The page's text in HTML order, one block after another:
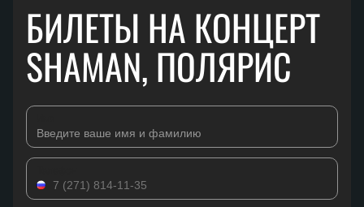
БИЛЕТЫ НА КОНЦЕРТ
SHAMAN, ПОЛЯРИС